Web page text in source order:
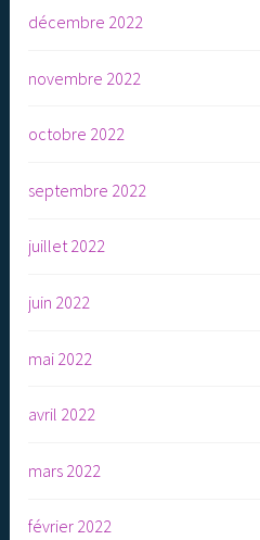
décembre 2022
novembre 2022
octobre 2022
septembre 2022
juillet 2022
juin 2022
mai 2022
avril 2022
mars 2022
février 2022